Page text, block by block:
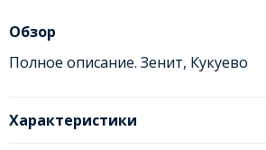
Обзор
Полное описание. Зенит, Кукуево
Характеристики